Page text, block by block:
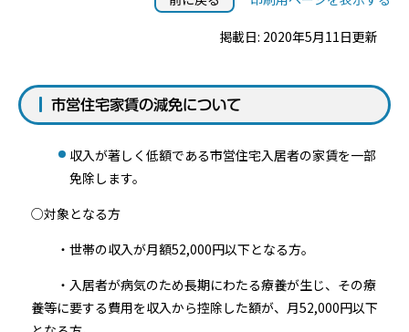
掲載日: 2020年5月11日更新
市営住宅家賃の減免について
収入が著しく低額である市営住宅入居者の家賃を一部
免除します。
○対象となる方
・世帯の収入が月額52,000円以下となる方。
・入居者が病気のため長期にわたる療養が生じ、その療
養等に要する費用を収入から控除した額が、月52,000円以下